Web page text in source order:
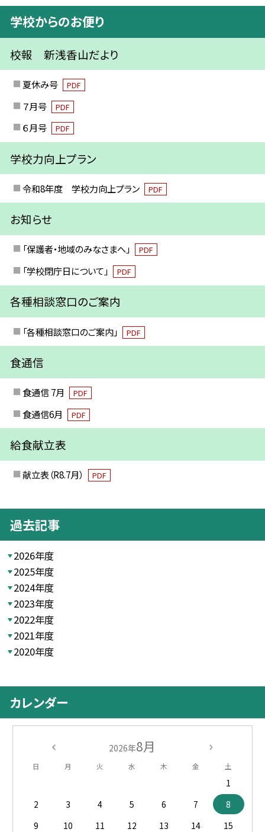
学校からのお便り
校報 新浅香山だより
夏休み号 PDF
７月号 PDF
６月号 PDF
学校力向上プラン
令和8年度 学校力向上プラン PDF
お知らせ
「保護者・地域のみなさまへ」 PDF
「学校閉庁日について」 PDF
各種相談窓口のご案内
「各種相談窓口のご案内」 PDF
食通信
食通信 7月 PDF
食通信6月 PDF
給食献立表
献立表（R8.7月） PDF
過去記事
2026年度
2025年度
2024年度
2023年度
2022年度
2021年度
2020年度
カレンダー
2026年8月
日 月 火 水 木 金 土
1
2
3 4 5 6 7
8
9
10 11 12 13 14
15